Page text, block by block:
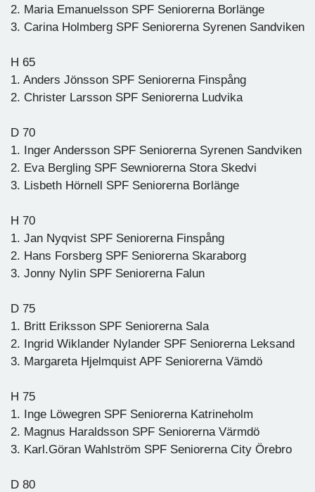
2. Maria Emanuelsson SPF Seniorerna Borlänge
3. Carina Holmberg SPF Seniorerna Syrenen Sandviken
H 65
1. Anders Jönsson SPF Seniorerna Finspång
2. Christer Larsson SPF Seniorerna Ludvika
D 70
1. Inger Andersson SPF Seniorerna Syrenen Sandviken
2. Eva Bergling SPF Sewniorerna Stora Skedvi
3. Lisbeth Hörnell SPF Seniorerna Borlänge
H 70
1. Jan Nyqvist SPF Seniorerna Finspång
2. Hans Forsberg SPF Seniorerna Skaraborg
3. Jonny Nylin SPF Seniorerna Falun
D 75
1. Britt Eriksson SPF Seniorerna Sala
2. Ingrid Wiklander Nylander SPF Seniorerna Leksand
3. Margareta Hjelmquist APF Seniorerna Vämdö
H 75
1. Inge Löwegren SPF Seniorerna Katrineholm
2. Magnus Haraldsson SPF Seniorerna Värmdö
3. Karl.Göran Wahlström SPF Seniorerna City Örebro
D 80